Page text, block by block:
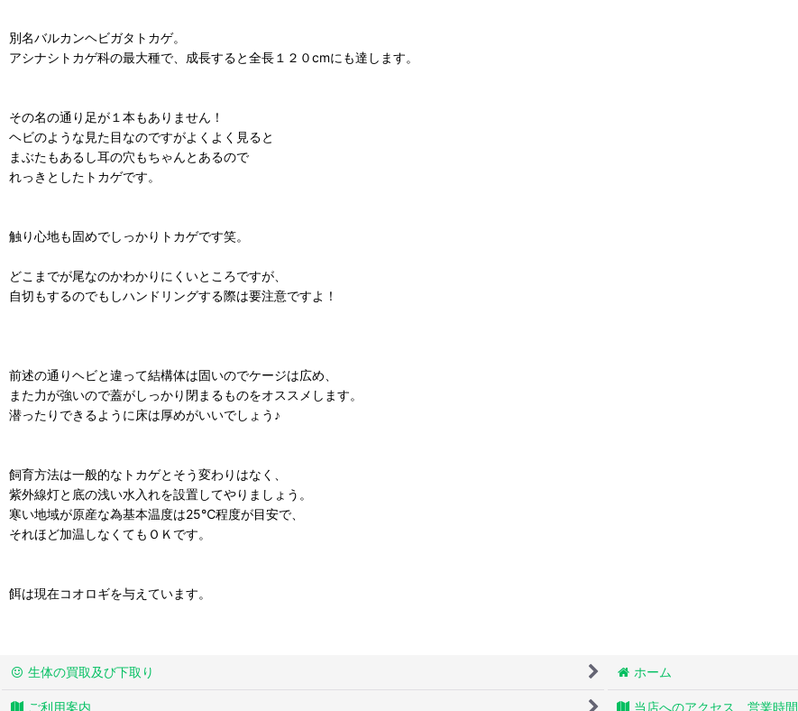
別名バルカンヘビガタトカゲ。
アシナシトカゲ科の最大種で、成長すると全長１２０cmにも達します。
その名の通り足が１本もありません！
ヘビのような見た目なのですがよくよく見ると
まぶたもあるし耳の穴もちゃんとあるので
れっきとしたトカゲです。
触り心地も固めでしっかりトカゲです笑。
どこまでが尾なのかわかりにくいところですが、
自切もするのでもしハンドリングする際は要注意ですよ！
前述の通りヘビと違って結構体は固いのでケージは広め、
また力が強いので蓋がしっかり閉まるものをオススメします。
潜ったりできるように床は厚めがいいでしょう♪
飼育方法は一般的なトカゲとそう変わりはなく、
紫外線灯と底の浅い水入れを設置してやりましょう。
寒い地域が原産な為基本温度は25℃程度が目安で、
それほど加温しなくてもＯＫです。
餌は現在コオロギを与えています。
生体の買取及び下取り ホーム
ご利用案内 当店へのアクセス 営業時間